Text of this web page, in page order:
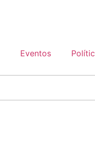
Eventos